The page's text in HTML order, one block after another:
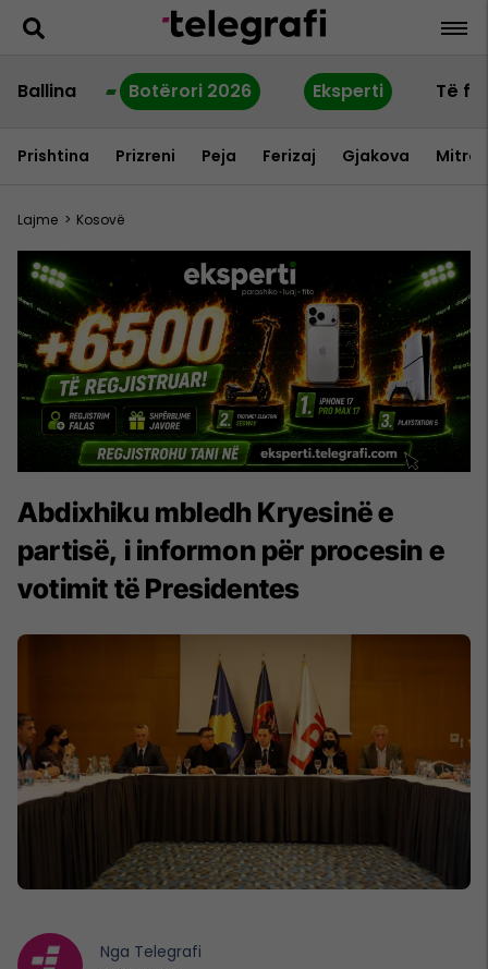
Ballina Botërori 2026 Eksperti Të
Prishtina Prizreni Peja Ferizaj Gjakova
Lajme > Kosovë
Abdixhiku mbledh Kryesinë e
partisë, i informon për procesin e
votimit të Presidentes
Nga Telegrafi